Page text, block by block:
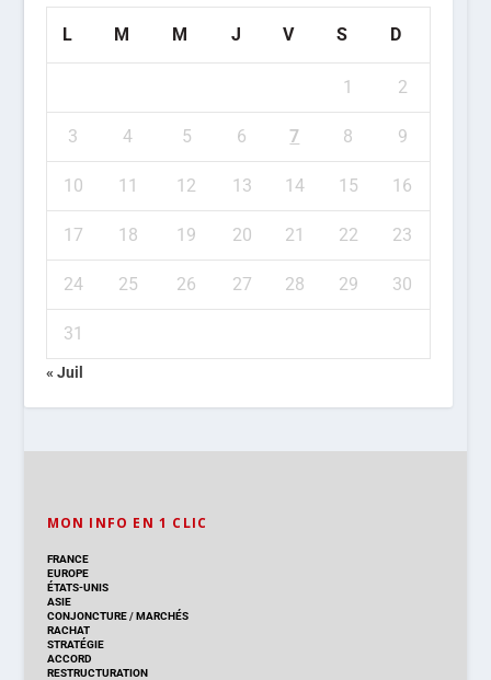
L M M J V S D
1 2
3 4 5 6 7 8 9
10 11 12 13 14 15 16
17 18 19 20 21 22 23
24 25 26 27 28 29 30
31
« Juil
MON INFO EN 1 CLIC
FRANCE
EUROPE
ÉTATS-UNIS
ASIE
CONJONCTURE/MARCHÉS
RACHAT
STRATÉGIE
ACCORD
RESTRUCTURATION